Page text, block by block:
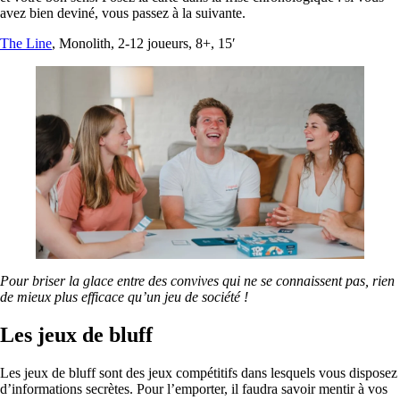
avez bien deviné, vous passez à la suivante.
The Line, Monolith, 2-12 joueurs, 8+, 15′
Pour briser la glace entre des convives qui ne se connaissent pas, rien
de mieux plus efficace qu’un jeu de société !
Les jeux de bluff
Les jeux de bluff sont des jeux compétitifs dans lesquels vous disposez
d’informations secrètes. Pour l’emporter, il faudra savoir mentir à vos